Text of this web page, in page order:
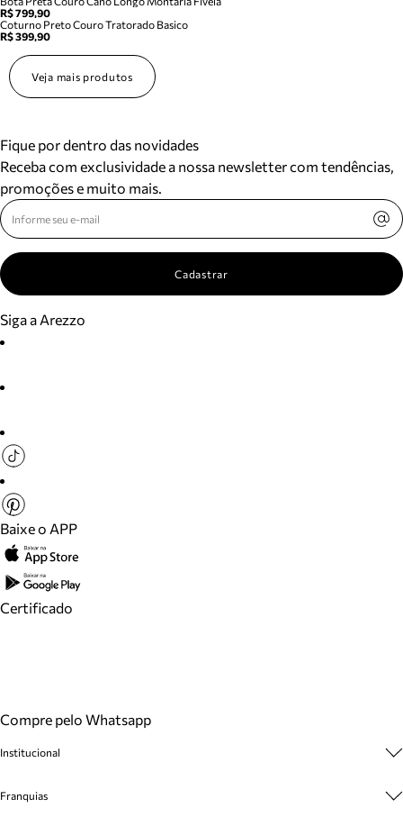
R$ 799,90
Coturno Preto Couro Tratorado Basico
R$ 399,90
Veja mais produtos
Fique por dentro das novidades
Receba com exclusividade a nossa newsletter com tendências,
promoções e muito mais.
Cadastrar
Siga a Arezzo
Baixe o APP
Certificado
Compre pelo Whatsapp
Institucional
Cashback
Franquias